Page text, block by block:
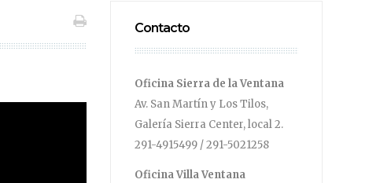
Contacto
Oficina Sierra de la Ventana
Av. San Martín y Los Tilos,
Galería Sierra Center, local 2.
291-4915499 / 291-5021258
Oficina Villa Ventana